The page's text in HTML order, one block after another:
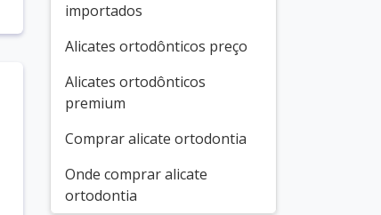
importados
Alicates ortodônticos preço
Alicates ortodônticos
premium
Comprar alicate ortodontia
Onde comprar alicate
ortodontia